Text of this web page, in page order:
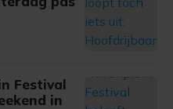
of intrekken.
Festival
in